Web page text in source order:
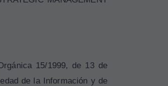
15/1999, de 13 de
de la Información y de